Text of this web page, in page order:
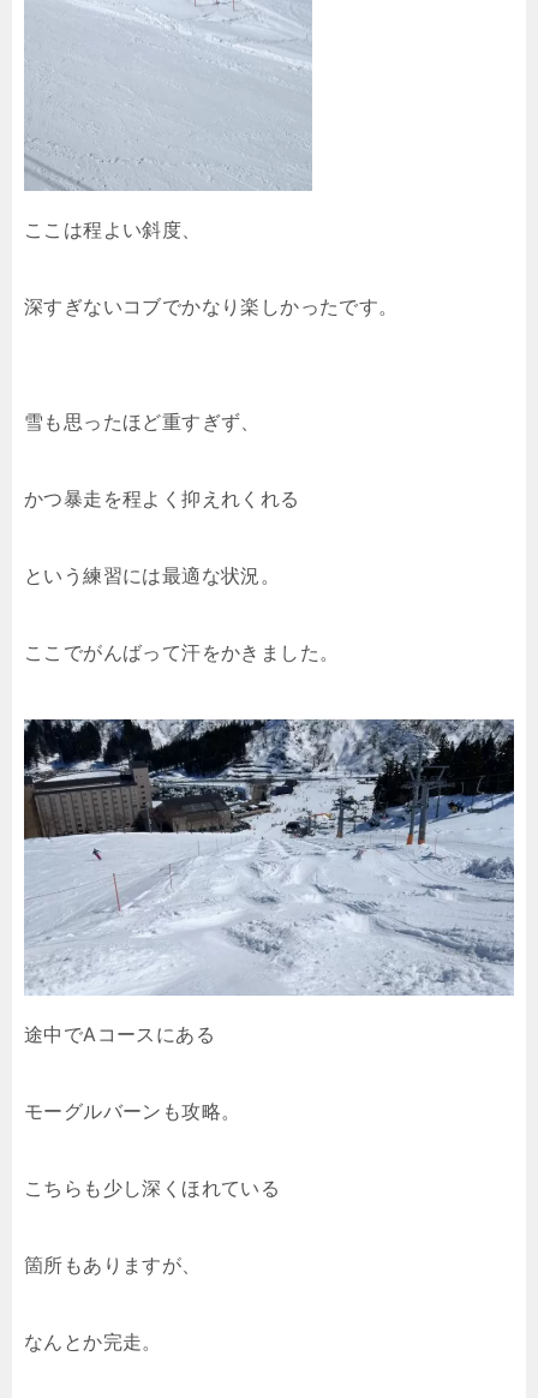
ここは程よい斜度、
深すぎないコブでかなり楽しかったです。
雪も思ったほど重すぎず、
かつ暴走を程よく抑えれくれる
という練習には最適な状況。
ここでがんばって汗をかきました。
途中でAコースにある
モーグルバーンも攻略。
こちらも少し深くほれている
箇所もありますが、
なんとか完走。